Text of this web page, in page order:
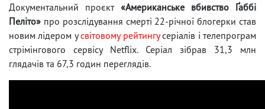
Документальний проєкт «Американське вбивство Ґаббі
Пеліто» про розслідування смерті 22-річної блогерки став
новим лідером усвітовому рейтингусеріалів і телепрограм
стрімінгового сервісу Netflix. Серіал зібрав 31,3 млн
глядачів та 67,3 годин переглядів.